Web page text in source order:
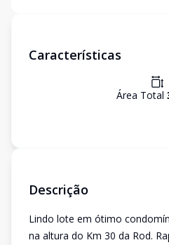
Características
Área Total
Descrição
Lindo lote em ótimo
na altura do Km 30 da Rod.